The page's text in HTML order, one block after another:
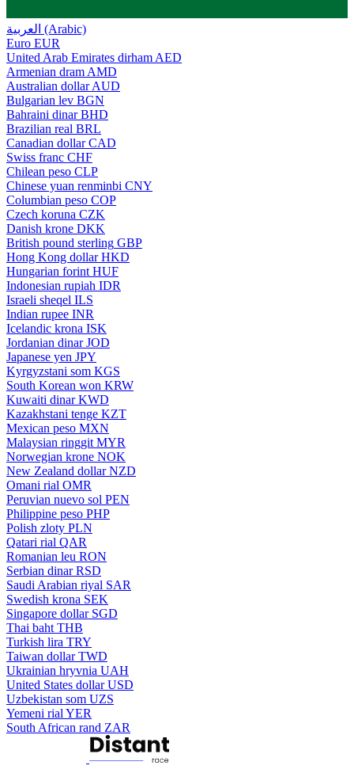
العربية (Arabic)
Euro EUR
United Arab Emirates dirham AED
Armenian dram AMD
Australian dollar AUD
Bulgarian lev BGN
Bahraini dinar BHD
Brazilian real BRL
Canadian dollar CAD
Swiss franc CHF
Chilean peso CLP
Chinese yuan renminbi CNY
Columbian peso COP
Czech koruna CZK
Danish krone DKK
British pound sterling GBP
Hong Kong dollar HKD
Hungarian forint HUF
Indonesian rupiah IDR
Israeli sheqel ILS
Indian rupee INR
Icelandic krona ISK
Jordanian dinar JOD
Japanese yen JPY
Kyrgyzstani som KGS
South Korean won KRW
Kuwaiti dinar KWD
Kazakhstani tenge KZT
Mexican peso MXN
Malaysian ringgit MYR
Norwegian krone NOK
New Zealand dollar NZD
Omani rial OMR
Peruvian nuevo sol PEN
Philippine peso PHP
Polish zloty PLN
Qatari rial QAR
Romanian leu RON
Serbian dinar RSD
Saudi Arabian riyal SAR
Swedish krona SEK
Singapore dollar SGD
Thai baht THB
Turkish lira TRY
Taiwan dollar TWD
Ukrainian hryvnia UAH
United States dollar USD
Uzbekistan som UZS
Yemeni rial YER
South African rand ZAR